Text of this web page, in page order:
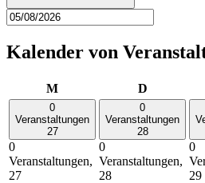
Kalender von
MMontag DDienstag
0
Veranstaltungen
27
0
Veranstaltungen,
27
0
Veranstaltungen
28
0
Veranstaltungen,
28
0
29